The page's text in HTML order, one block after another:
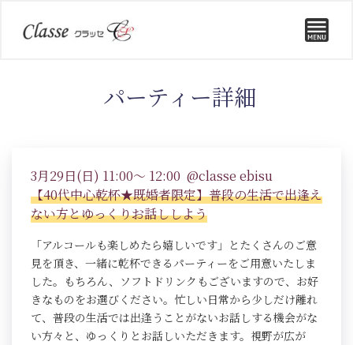
パーティー詳細
3月29日(日) 11:00～ 12:00 @classe ebisu
【40代中心乾杯★既婚者限定】普段の生活で出逢え
ない方とゆっくりお話ししよう
「アルコールも楽しめたら嬉しいです」とたくさんのご意
見を頂き、一緒に乾杯できるパーティーをご用意いたしま
した。もちろん、ソフトドリンクもございますので、お好
きなものをお選びください。忙しい日常から少しだけ離れ
て、普段の生活では出逢うことがないお話しする機会がな
い方々と、ゆっくりとお話しいただきます。視野が広が